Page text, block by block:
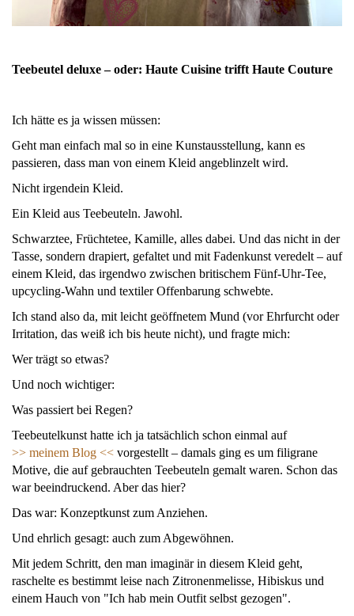
Teebeutel deluxe – oder: Haute Cuisine trifft Haute Couture
Ich hätte es ja wissen müssen:
Geht man einfach mal so in eine Kunstausstellung, kann es
passieren, dass man von einem Kleid angeblinzelt wird.
Nicht irgendein Kleid.
Ein Kleid aus Teebeuteln. Jawohl.
Schwarztee, Früchtetee, Kamille, alles dabei. Und das nicht in der
Tasse, sondern drapiert, gefaltet und mit Fadenkunst veredelt – auf
einem Kleid, das irgendwo zwischen britischem Fünf-Uhr-Tee,
upcycling-Wahn und textiler Offenbarung schwebte.
Ich stand also da, mit leicht geöffnetem Mund (vor Ehrfurcht oder
Irritation, das weiß ich bis heute nicht), und fragte mich:
Wer trägt so etwas?
Und noch wichtiger:
Was passiert bei Regen?
Teebeutelkunst hatte ich ja tatsächlich schon einmal auf
>> meinem Blog << vorgestellt – damals ging es um filigrane
Motive, die auf gebrauchten Teebeuteln gemalt waren. Schon das
war beeindruckend. Aber das hier?
Das war: Konzeptkunst zum Anziehen.
Und ehrlich gesagt: auch zum Abgewöhnen.
Mit jedem Schritt, den man imaginär in diesem Kleid geht,
raschelte es bestimmt leise nach Zitronenmelisse, Hibiskus und
einem Hauch von "Ich hab mein Outfit selbst gezogen".